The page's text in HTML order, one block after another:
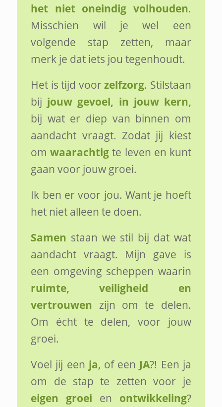
het niet oneindig volhouden.
Misschien wil je wel een
volgende stap zetten, maar
merk je dat iets jou tegenhoudt.
Het is tijd voorzelfzorg. Stilstaan
bij jouw gevoel, in jouw kern,
bij wat er diep van binnen om
aandacht vraagt. Zodat jij kiest
omwaarachtig te leven en kunt
gaan voor jouw groei.
Ik ben er voor jou. Want je hoeft
het niet alleen te doen.
Samen staan we stil bij dat wat
aandacht vraagt. Mijn gave is
een omgeving scheppen waarin
ruimte, veiligheid en
vertrouwen zijn om te delen.
Om écht te delen, voor jouw
groei.
Voel jij een ja, of een JA?! Een ja
om de stap te zetten voor je
eigen groei en ontwikkeling?